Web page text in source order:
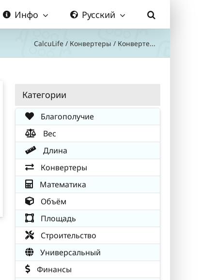
Инфо Русский
CalcuLife / Конвертеры / Конверте...
Категории
Благополучие
Вес
Длина
Конвертеры
Математика
Объём
Площадь
Строительство
Универсальный
Финансы